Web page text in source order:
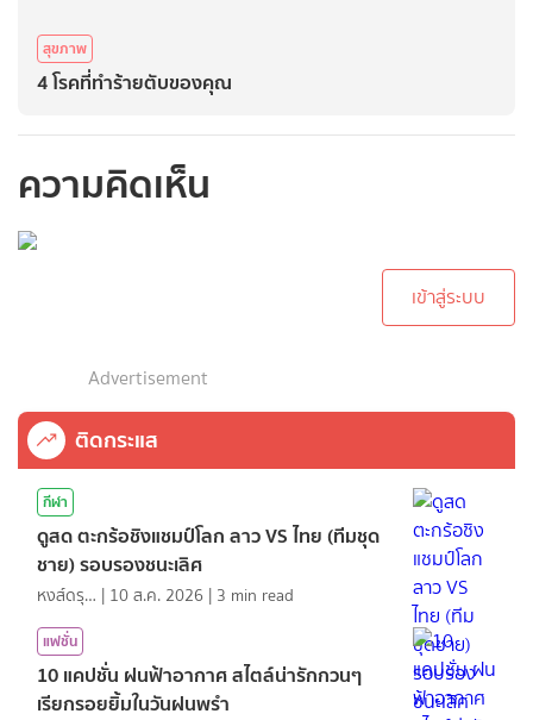
สุขภาพ
4 โรคที่ทำร้ายตับของคุณ
ความคิดเห็น
เข้าสู่ระบบ
Advertisement
ติดกระแส
กีฬา
ดูสด ตะกร้อชิงแชมป์โลก ลาว VS ไทย (ทีมชุด
ชาย) รอบรองชนะเลิศ
หงส์ดรุณ | 10 ส.ค. 2026 | 3 min read
แฟชั่น
10 แคปชั่น ฝนฟ้าอากาศ สไตล์น่ารักกวนๆ
เรียกรอยยิ้มในวันฝนพรำ